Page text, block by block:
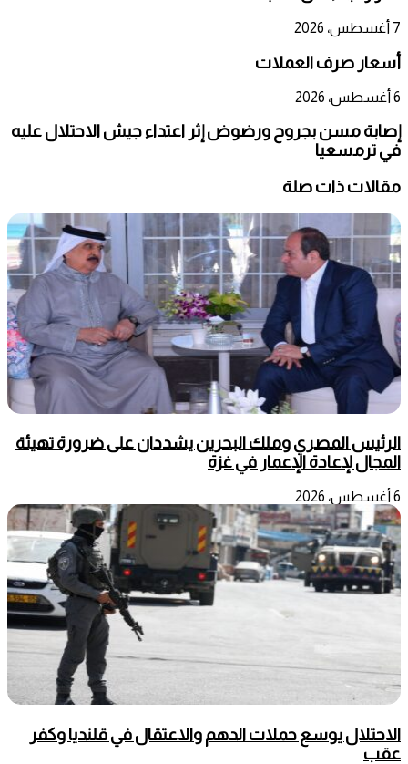
7 أغسطس، 2026
أسعار صرف العملات
6 أغسطس، 2026
إصابة مسن بجروح ورضوض إثر اعتداء جيش الاحتلال عليه
في ترمسعيا
مقالات ذات صلة
الرئيس المصري وملك البحرين يشددان على ضرورة تهيئة
المجال لإعادة الإعمار في غزة
6 أغسطس، 2026
الاحتلال يوسع حملات الدهم والاعتقال في قلنديا وكفر
عقب